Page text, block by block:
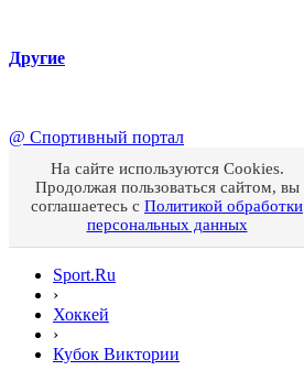
Другие
@ Спортивный портал
На сайте используются Cookies.
Продолжая пользоваться сайтом, вы
соглашаетесь с Политикой обработки
персональных данных
Sport.Ru
›
Хоккей
›
Кубок Виктории